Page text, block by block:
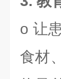
o 让
食材